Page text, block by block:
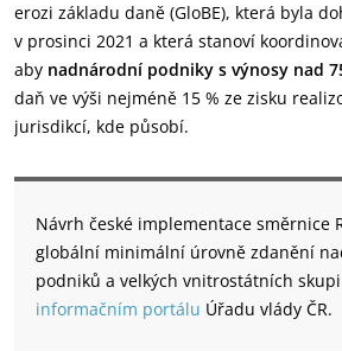
erozi základu daně (GloBE), která byla
v prosinci 2021 a která stanoví
aby nadnárodní podniky s výnosy nad
daň ve výši nejméně 15 % ze zisku
jurisdikcí, kde působí.
Návrh české implementace směrnice
globální minimální úrovně zdanění
podniků a velkých vnitrostátních
informačním portálu Úřadu vlády ČR.